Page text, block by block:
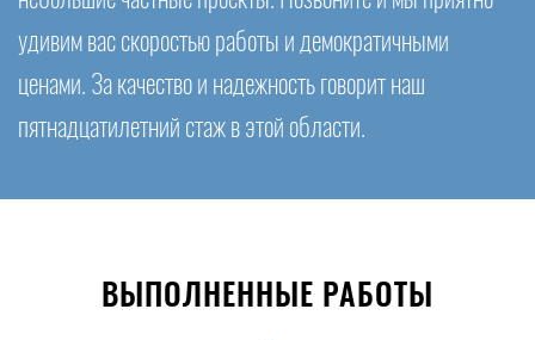
удивим вас скоростью работы и демократичными
ценами. За качество и надежность говорит наш
пятнадцатилетний стаж в этой области.
ВЫПОЛНЕННЫЕ РАБОТЫ